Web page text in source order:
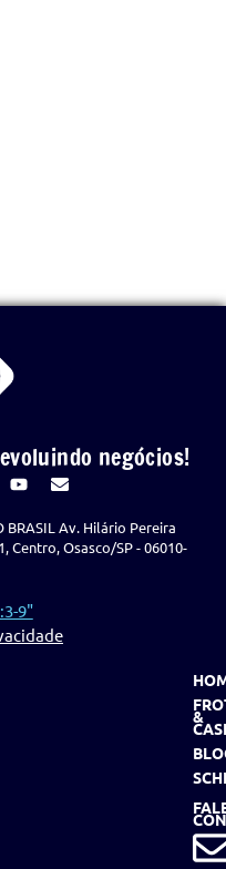
negócios!
BRASIL Av. Hilário Pereira
Centro, Osasco/SP - 06010-
9"
&